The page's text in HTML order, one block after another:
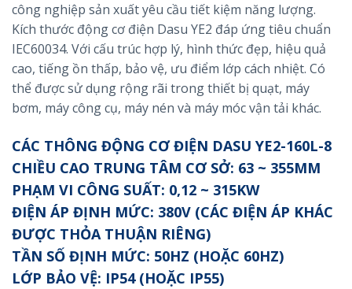
công nghiệp sản xuất yêu cầu tiết kiệm năng lượng.
Kích thước động cơ điện Dasu YE2 đáp ứng tiêu chuẩn
IEC60034. Với cấu trúc hợp lý, hình thức đẹp, hiệu quả
cao, tiếng ồn thấp, bảo vệ, ưu điểm lớp cách nhiệt. Có
thể được sử dụng rộng rãi trong thiết bị quạt, máy
bơm, máy công cụ, máy nén và máy móc vận tải khác.
CÁC THÔNG ĐỘNG CƠ ĐIỆN DASU YE2-160L-8
CHIỀU CAO TRUNG TÂM CƠ SỞ: 63 ~ 355MM
PHẠM VI CÔNG SUẤT: 0,12 ~ 315KW
ĐIỆN ÁP ĐỊNH MỨC: 380V (CÁC ĐIỆN ÁP KHÁC
ĐƯỢC THỎA THUẬN RIÊNG)
TẦN SỐ ĐỊNH MỨC: 50HZ (HOẶC 60HZ)
LỚP BẢO VỆ: IP54 (HOẶC IP55)